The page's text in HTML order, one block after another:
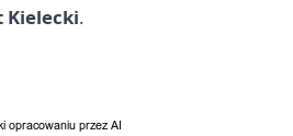
Kielecki.